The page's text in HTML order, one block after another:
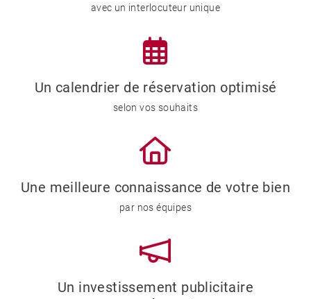
avec un interlocuteur unique
Un calendrier de réservation optimisé
selon vos souhaits
Une meilleure connaissance de votre bien
par nos équipes
Un investissement publicitaire